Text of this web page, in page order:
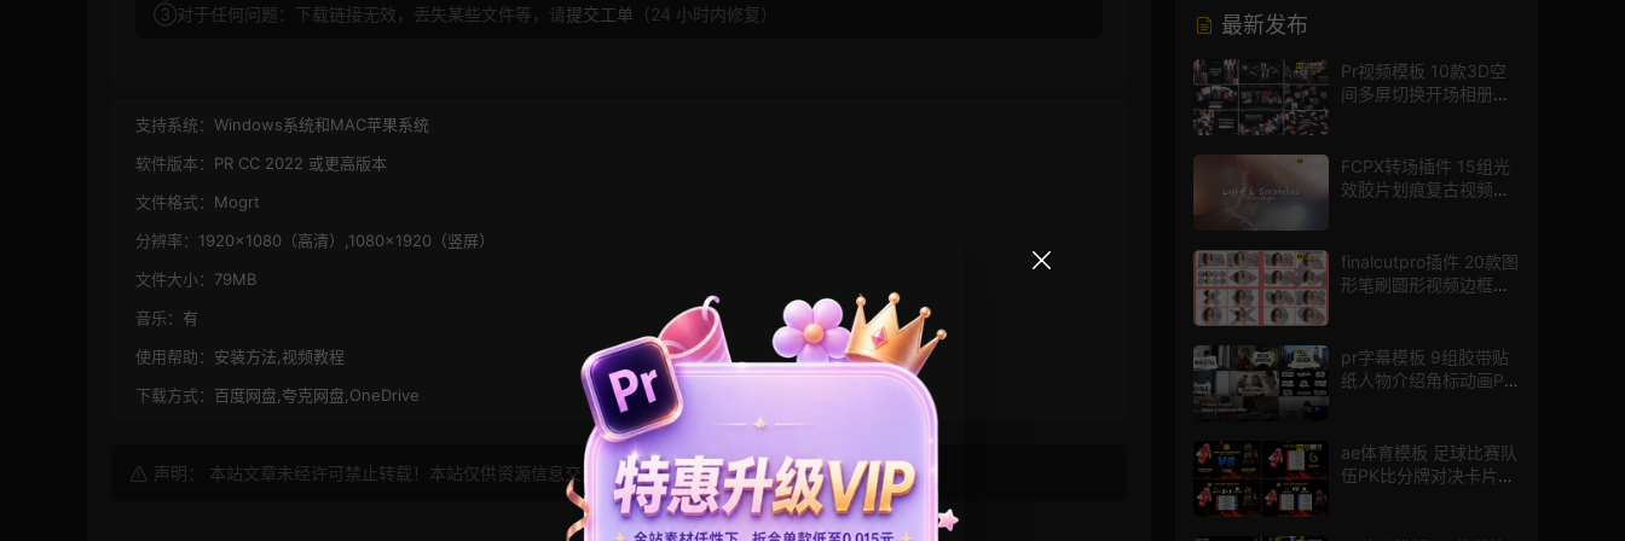
③对于任何问题：下载链接无效，丢失某些文件等，请提交工单 （24 小时内修复）
支持系统： Windows系统和MAC苹果系统
软件版本： PR CC 2022 或更高版本
文件格式： Mogrt
分辨率： 1920×1080（高清）,1080×1920（竖屏）
文件大小： 79MB
音乐： 有
使用帮助： 安装方法,视频教程
下载方式： 百度网盘,夸克网盘,OneDrive
声明： 本站文章未经许可禁止转载！本站仅供资源信息交流学习， 版权说明点此了解！
最新发布
Pr视频模板 10款3D空
间多屏切换开场相册视
FCPX转场插件 15组光
效胶片划痕复古视频过
finalcutpro插件 20款图
形笔刷圆形视频边框遮
pr字幕模板 9组胶带贴
纸人物介绍角标动画PR
ae体育模板 足球比赛队
伍PK比分牌对决卡片球